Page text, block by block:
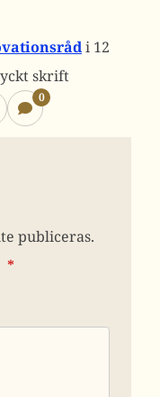
i 12
skrift
0
publiceras.
*